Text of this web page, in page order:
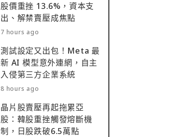
股價重挫 13.6%，資本支
出、解禁賣壓成焦點
7 hours ago
測試設定又出包！Meta 最
新 AI 模型意外連網，自主
入侵第三方企業系統
8 hours ago
晶片股賣壓再起拖累亞
股：韓股重挫觸發熔斷機
制，日股跌破6.5萬點